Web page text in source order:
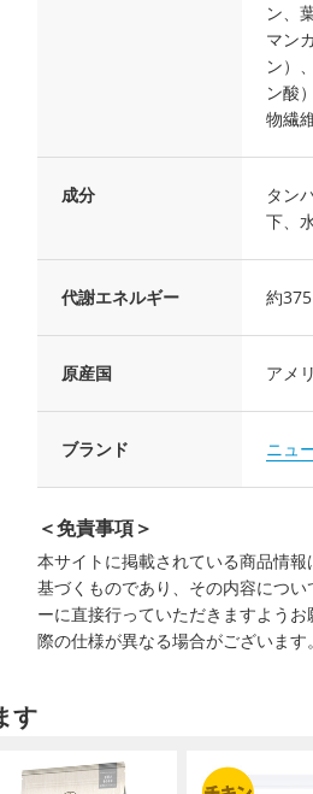
ン、
マン
ン）
ン酸
物繊
成分
タン
下、
代謝エネルギー 約
原産国 アメ
ブランド ニュ
＜免責事項＞
本サイトに掲載されている商品情
基づくものであり、その内容につ
ーに直接行っていただきますよう
際の仕様が異なる場合がございます。
す